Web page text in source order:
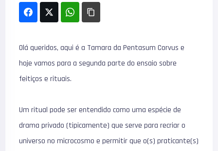
Olá queridos, aqui é a Tamara da Pentasum Corvus e
hoje vamos para a segunda parte do ensaio sobre
feitiços e rituais.
Um ritual pode ser entendido como uma espécie de
drama privado (tipicamente) que serve para recriar o
universo no microcosmo e permitir que o(s) praticante(s)